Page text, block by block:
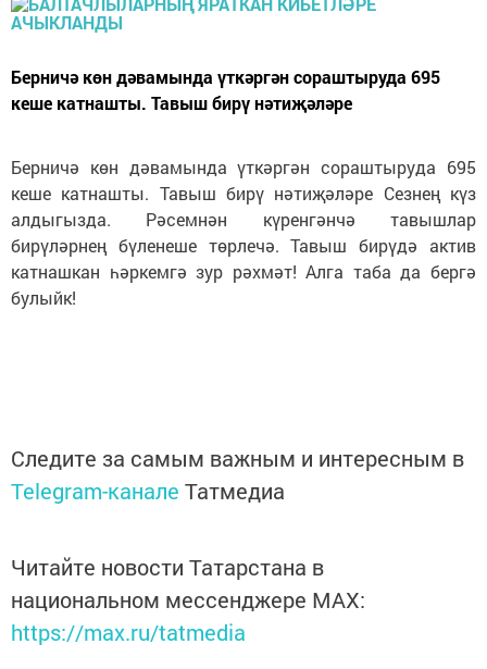
Берничә көн дәвамында үткәргән сораштыруда 695
кеше катнашты. Тавыш бирү нәтиҗәләре
Берничә көн дәвамында үткәргән сораштыруда 695
кеше катнашты. Тавыш бирү нәтиҗәләре Сезнең күз
алдыгызда. Рәсемнән күренгәнчә тавышлар
бирүләрнең бүленеше төрлечә. Тавыш бирүдә актив
катнашкан һәркемгә зур рәхмәт! Алга таба да бергә
булыйк!
Следите за самым важным и интересным в
Telegram-канале Татмедиа
Читайте новости Татарстана в
национальном мессенджере MАХ:
https://max.ru/tatmedia